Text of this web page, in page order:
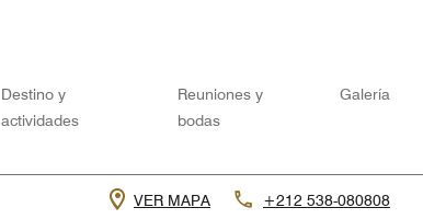
Destino y
actividades
Reuniones y
bodas
Galería
VER MAPA +212 538-080808